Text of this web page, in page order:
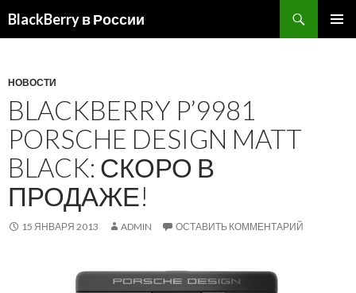
BlackBerry в России
НОВОСТИ
BLACKBERRY P’9981
PORSCHE DESIGN MATT
BLACK: СКОРО В
ПРОДАЖЕ!
15 ЯНВАРЯ 2013 ADMIN ОСТАВИТЬ КОММЕНТАРИЙ